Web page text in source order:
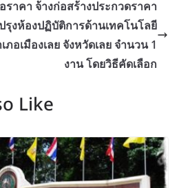
ราคา จ้างก่อสร้างประกวดราคา
รุงห้องปฏิบัติการด้านเทคโนโลยี
อเมืองเลย จังหวัดเลย จำนวน 1
งาน โดยวิธีคัดเลือก
Like